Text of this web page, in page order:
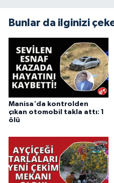
Bunlar da ilginizi
Manisa'da kontrolden
çıkan otomobil takla attı: 1
ölü